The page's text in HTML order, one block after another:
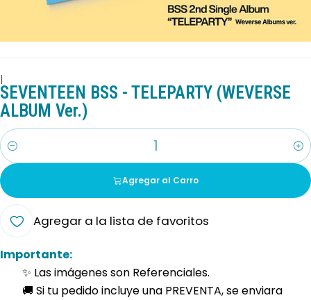
|
SEVENTEEN BSS - TELEPARTY (WEVERSE
ALBUM Ver.)
Cantidad
Agregar al Carro
Agregar a la lista de favoritos
Importante:
✨ Las imágenes son Referenciales.
🚚 Si tu pedido incluye una PREVENTA, se enviara